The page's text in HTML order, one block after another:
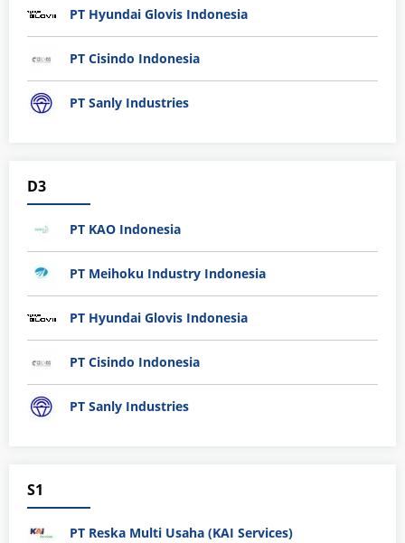
PT Hyundai Glovis Indonesia
PT Cisindo Indonesia
PT Sanly Industries
D3
PT KAO Indonesia
PT Meihoku Industry Indonesia
PT Hyundai Glovis Indonesia
PT Cisindo Indonesia
PT Sanly Industries
S1
PT Reska Multi Usaha (KAI Services)